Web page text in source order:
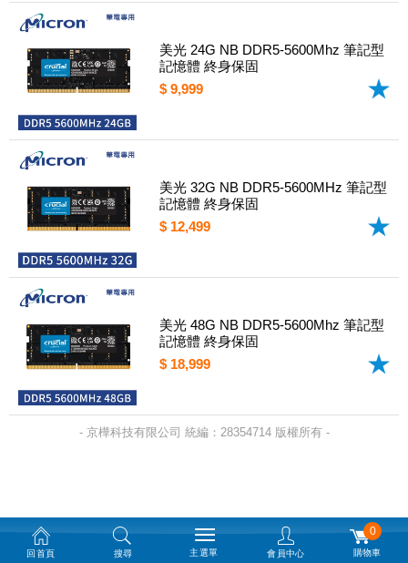
美光 24G NB DDR5-5600Mhz 筆記型
記憶體 終身保固
$ 9,999
美光 32G NB DDR5-5600MHz 筆記型
記憶體 終身保固
$ 12,499
美光 48G NB DDR5-5600Mhz 筆記型
記憶體 終身保固
$ 18,999
- 京樺科技有限公司 統編：28354714 版權所有 -
回首頁 搜尋 主選單 會員中心
0
購物車